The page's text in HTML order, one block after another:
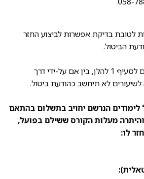
לטובת בדיקת אפשרות לביצוע החזר
הביטול.
3. הודעה שלא בתואם לסעיף 1 להלן, בין אם על-ידי דרך
לא תיחשב כהודעת ביטול.
הנרשם יחויב בתשלום בהתאם
מעלות הקורס ששילם בפועל,
לו: